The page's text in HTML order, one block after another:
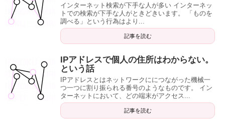
インターネット検索が下手な人が多い インターネッ
トでの検索が下手な人がときどきいます。 「ものを
調べる」という行為はより...
記事を読む
IPアドレスで個人の住所はわからない。
という話
IPアドレスとはネットワークににつながった機械一
つ一つに割り振られる番号のようなものです。 イン
ターネットにおいて、どの端末がアクセス...
記事を読む